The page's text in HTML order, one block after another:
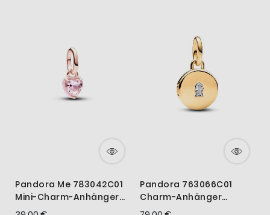
Pandora Me 783042C01
Mini-Charm-Anhänger
Rosafarbenes Chakra-
Pandora 763066C01
Charm-Anhänger
Aufklappbar &